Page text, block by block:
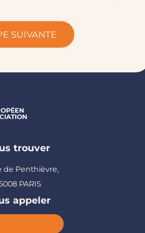
SUIVANTE
trouver
de Penthièvre,
PARIS
appeler